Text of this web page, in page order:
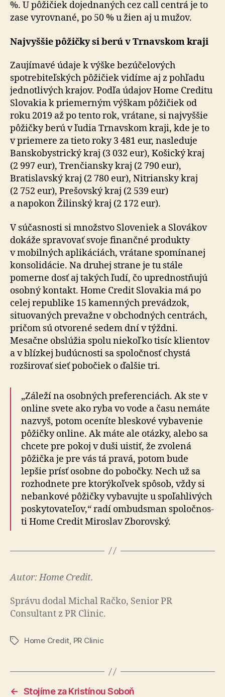
%. U pôžičiek dojednaných cez call centrá je to
zase vy­rov­na­né, po 50 % u žien aj u mužov.
Najvyššie pôžičky si berú v Trnavskom kraji
Zaujímavé údaje k výške bezúčelových
spotrebiteľských pôžičiek vidíme aj z pohľadu
jednotlivých krajov. Podľa údajov Home Creditu
Slovakia k priemerným výškam pôžičiek od
roku 2019 až po tento rok, vrátane, si naj­vyš­šie
pôžičky berú v ľudia Trnavskom kraji, kde je to
v prie­me­re za tieto roky 3 481 eur, nasleduje
Banskobystrický kraj (3 032 eur), Košický kraj
(2 997 eur), Trenčiansky kraj (2 790 eur),
Bratislavský kraj (2 780 eur), Nitriansky kraj
(2 752 eur), Prešovský kraj (2 539 eur)
a napokon Žilinský kraj (2 172 eur).
V súčasnosti si množstvo Sloveniek a Slovákov
dokáže spravovať svoje finančné produkty
v mobilných ap­li­ká­ci­ách, vrátane spomínanej
konsolidácie. Na druhej strane je tu stále
pomerne dosť aj takých ľudí, čo uprednostňujú
osobný kontakt. Home Credit Slovakia má po
celej re­pub­li­ke 15 kamenných prevádzok,
situovaných prevažne v obchodných centrách,
pričom sú otvorené sedem dní v týždni.
Mesačne obslúžia spolu niekoľko tisíc klientov
a v blízkej budúcnosti sa spoločnosť chystá
rozširovať sieť pobočiek o ďalšie tri.
„Záleží na osobných preferenciách. Ak ste v
online svete ako ryba vo vode a času nemáte
nazvyš, potom oceníte bleskové vybavenie
pôžičky online. Ak máte ale otázky, alebo sa
chcete pre pokoj v duši uistiť, že zvo­le­ná
pôžička je pre vás tá pravá, potom bude
lepšie prísť osobne do pobočky. Nech už sa
rozhodnete pre kto­rý­koľ­vek spôsob, vždy si
nebankové pôžičky vybavujte u spoľahlivých
poskytovateľov,“ radí ombudsman spo­loč­nos­
ti Home Credit Miroslav Zborovský.
Autor: Home Credit.
Správu dodal Michal Račko, Senior PR
Consultant z PR Clinic.
ZnačkyHome Credit, PR Clinic
← Stojíme za Kristínou Soboň